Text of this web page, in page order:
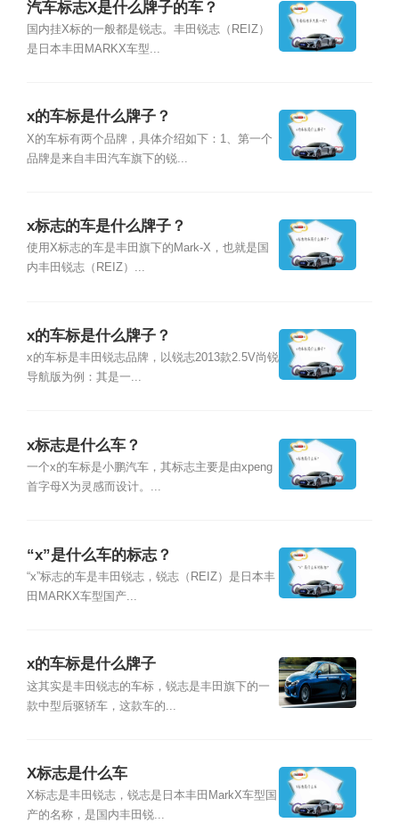
汽车标志X是什么牌子的车？
国内挂X标的一般都是锐志。丰田锐志（REIZ）
是日本丰田MARKX车型...
x的车标是什么牌子？
X的车标有两个品牌，具体介绍如下：1、第一个
品牌是来自丰田汽车旗下的锐...
x标志的车是什么牌子？
使用X标志的车是丰田旗下的Mark-X，也就是国
内丰田锐志（REIZ）...
x的车标是什么牌子？
x的车标是丰田锐志品牌，以锐志2013款2.5V尚锐
导航版为例：其是一...
x标志是什么车？
一个x的车标是小鹏汽车，其标志主要是由xpeng
首字母X为灵感而设计。...
“x”是什么车的标志？
“x”标志的车是丰田锐志，锐志（REIZ）是日本丰
田MARKX车型国产...
x的车标是什么牌子
这其实是丰田锐志的车标，锐志是丰田旗下的一
款中型后驱轿车，这款车的...
X标志是什么车
X标志是丰田锐志，锐志是日本丰田MarkX车型国
产的名称，是国内丰田锐...